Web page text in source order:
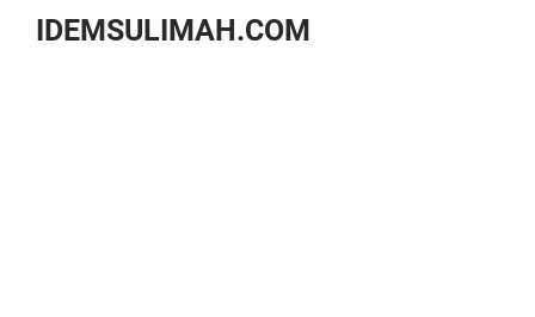
IDEMSULIMAH.COM